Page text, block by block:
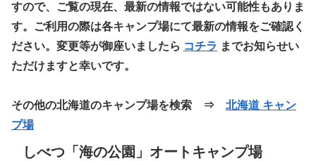
すので、ご覧の現在、最新の情報ではない可能性もありま
す。ご利用の際は各キャンプ場にて最新の情報をご確認く
ださい。変更等が御座いましたら コチラ までお知らせい
ただけますと幸いです。
その他の北海道のキャンプ場を検索 ⇒ 北海道 キャン
プ場
しべつ「海の公園」オートキャンプ場